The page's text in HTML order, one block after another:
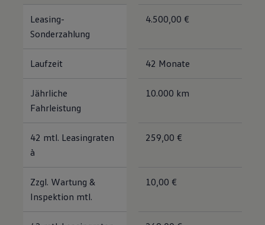
Leasing-
Sonderzahlung
4.500,00 €
Laufzeit 42 Monate
Jährliche
Fahrleistung
10.000 km
42 mtl. Leasingraten
à
259,00 €
Zzgl. Wartung &
Inspektion mtl.
10,00 €